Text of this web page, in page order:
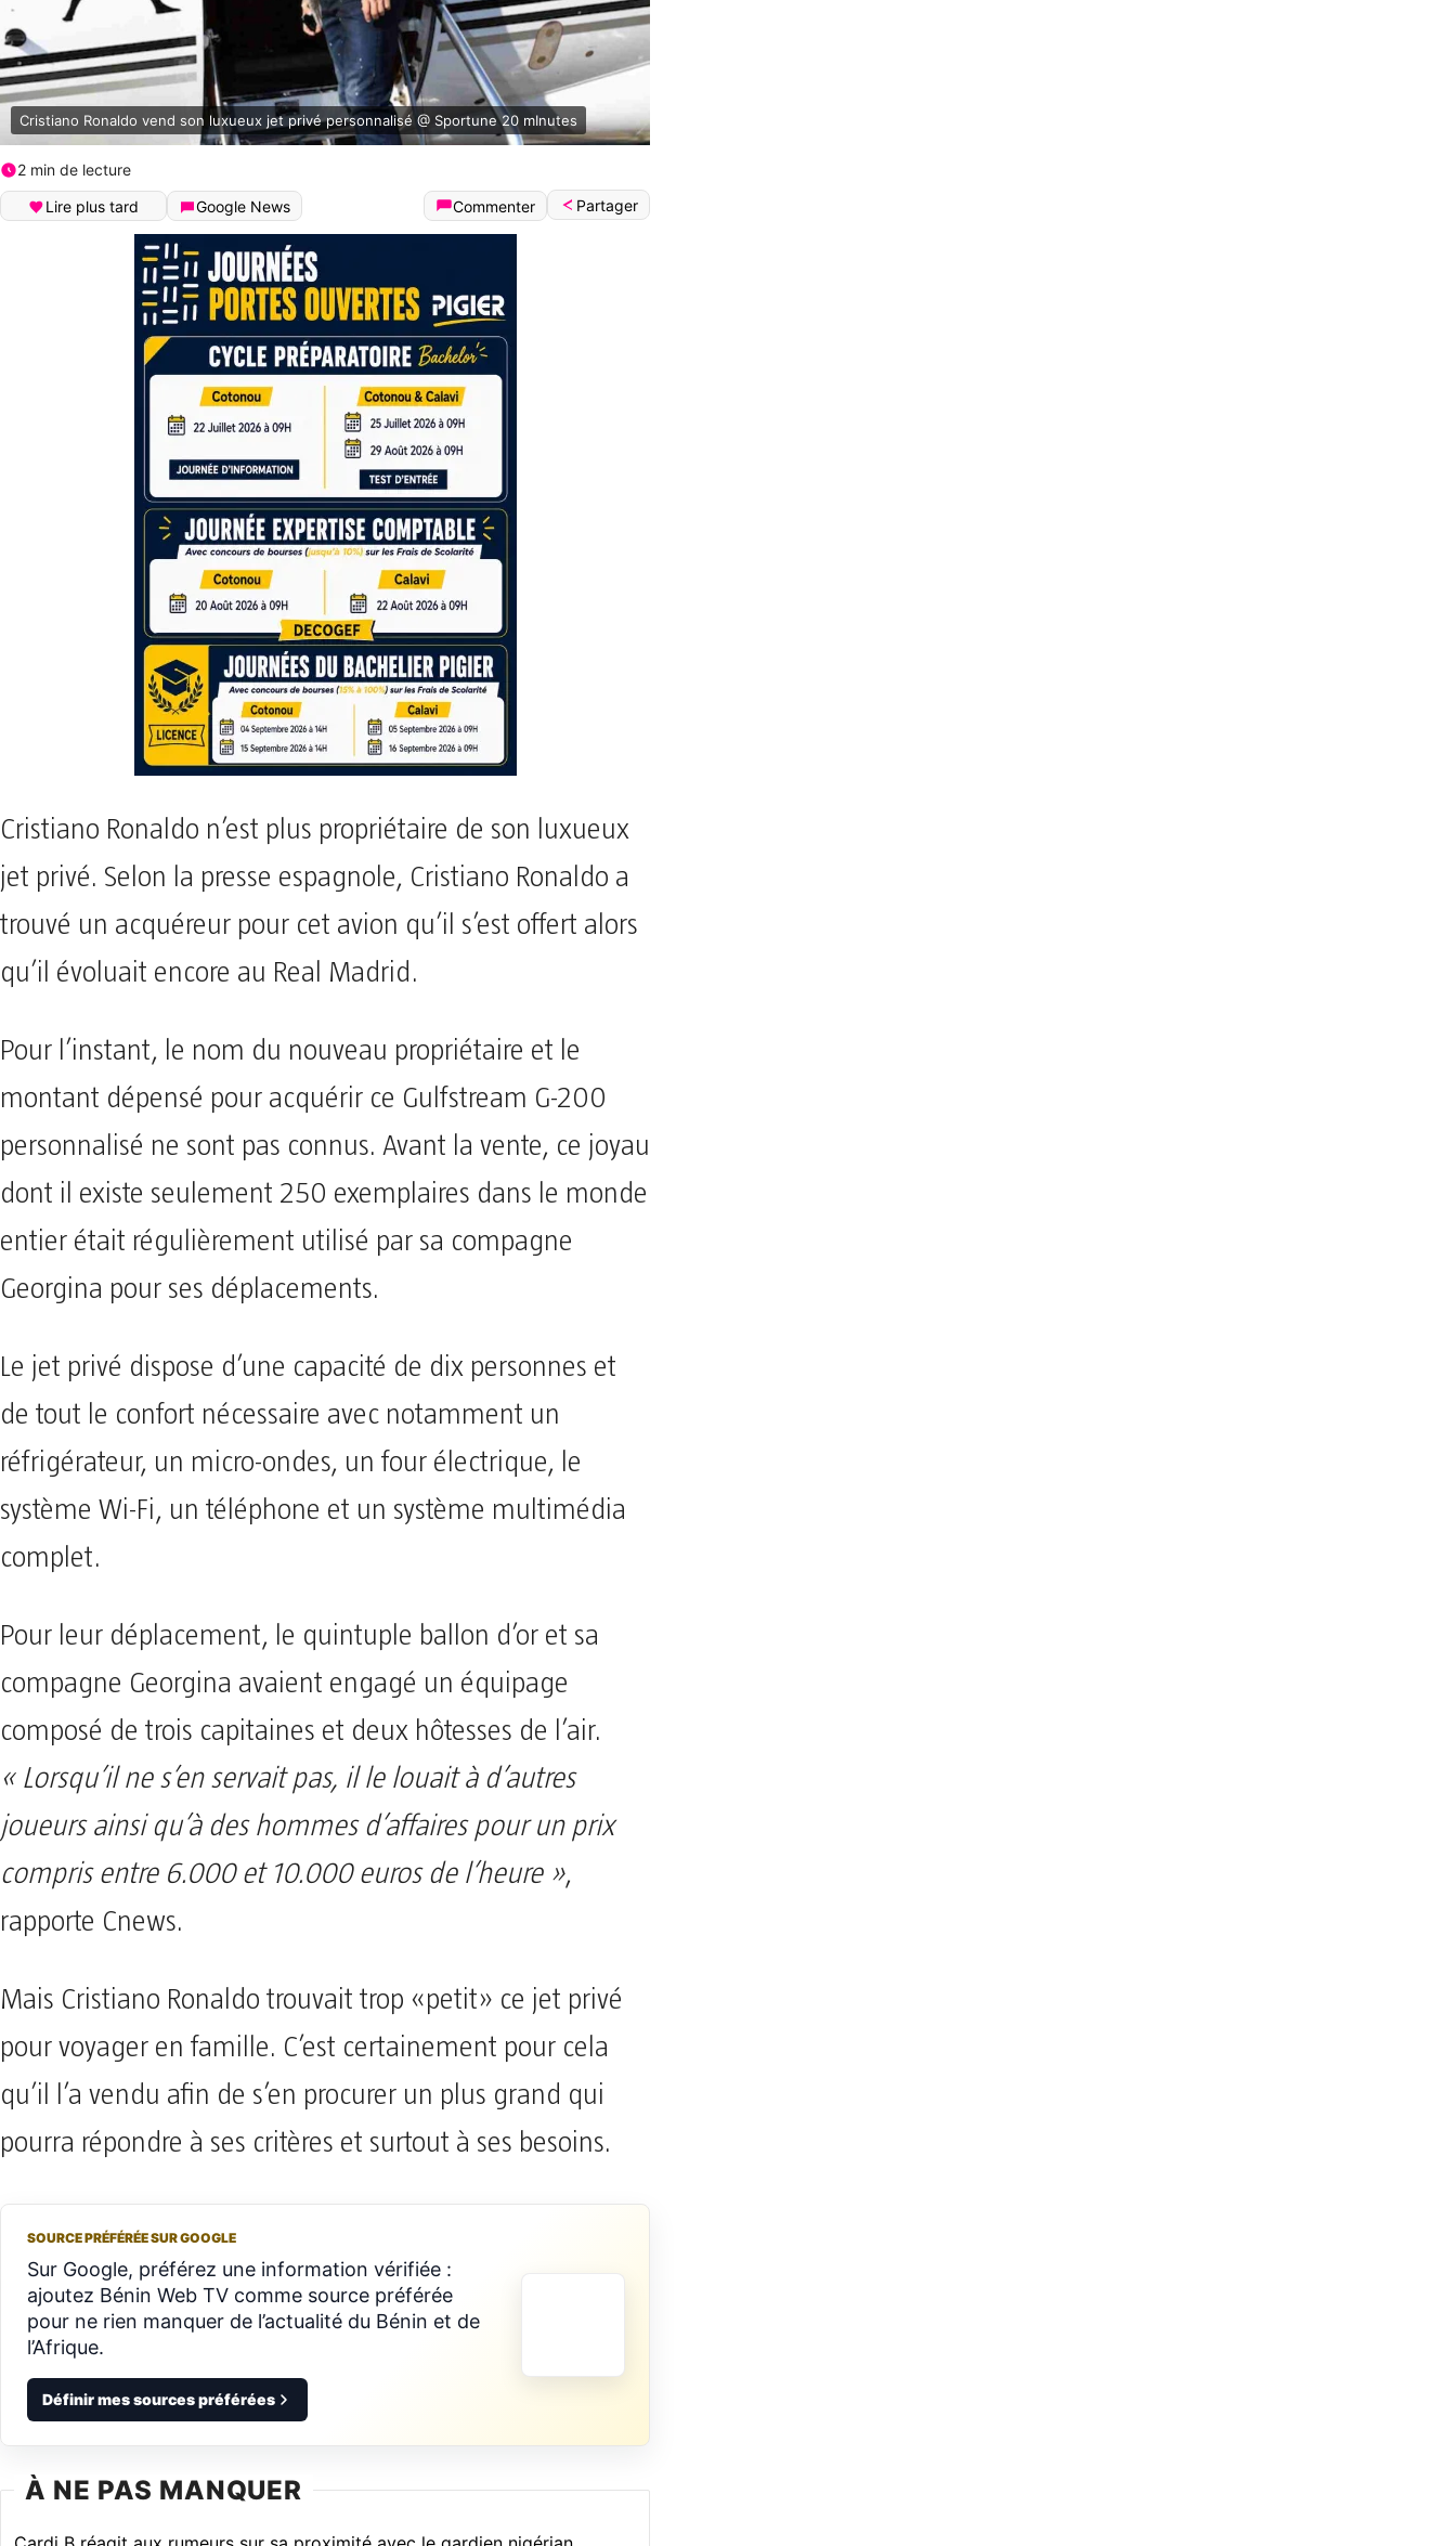
Cristiano Ronaldo vend son luxueux jet privé personnalisé @ Sportune 20 mInutes
2 min de lecture
Lire plus tard
Google News Commenter Partager
Cristiano Ronaldo n’est plus propriétaire de son luxueux
jet privé. Selon la presse espagnole, Cristiano Ronaldo a
trouvé un acquéreur pour cet avion qu’il s’est offert alors
qu’il évoluait encore au Real Madrid.
Pour l’instant, le nom du nouveau propriétaire et le
montant dépensé pour acquérir ce Gulfstream G-200
personnalisé ne sont pas connus. Avant la vente, ce joyau
dont il existe seulement 250 exemplaires dans le monde
entier était régulièrement utilisé par sa compagne
Georgina pour ses déplacements.
Le jet privé dispose d’une capacité de dix personnes et
de tout le confort nécessaire avec notamment un
réfrigérateur, un micro-ondes, un four électrique, le
système Wi-Fi, un téléphone et un système multimédia
complet.
Pour leur déplacement, le quintuple ballon d’or et sa
compagne Georgina avaient engagé un équipage
composé de trois capitaines et deux hôtesses de l’air.
« Lorsqu’il ne s’en servait pas, il le louait à d’autres
joueurs ainsi qu’à des hommes d’affaires pour un prix
compris entre 6.000 et 10.000 euros de l’heure »,
rapporte Cnews.
Mais Cristiano Ronaldo trouvait trop «petit» ce jet privé
pour voyager en famille. C’est certainement pour cela
qu’il l’a vendu afin de s’en procurer un plus grand qui
pourra répondre à ses critères et surtout à ses besoins.
SOURCE PRÉFÉRÉE SUR GOOGLE
Sur Google, préférez une information vérifiée :
ajoutez Bénin Web TV comme source préférée
pour ne rien manquer de l’actualité du Bénin et de
l’Afrique.
Définir mes sources préférées
À NE PAS MANQUER